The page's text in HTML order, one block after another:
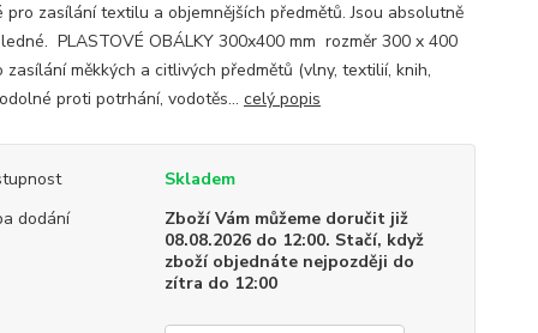
pro zasílání textilu a objemnějších předmětů. Jsou absolutně
PLASTOVÉ OBÁLKY 300x400 mm rozměr 300 x 400
zasílání měkkých a citlivých předmětů (vlny, textilií, knih,
proti potrhání, vodotěs... celý popis
Skladem
dodání
Zboží Vám můžeme doručit již
08.08.2026 do 12:00. Stačí, když
zboží objednáte nejpozději do
zítra do 12:00